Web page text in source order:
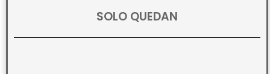
SOLO QUEDAN